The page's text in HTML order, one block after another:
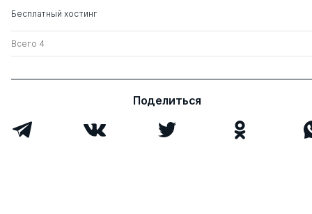
Бесплатный хостинг
Всего 4
Поделиться